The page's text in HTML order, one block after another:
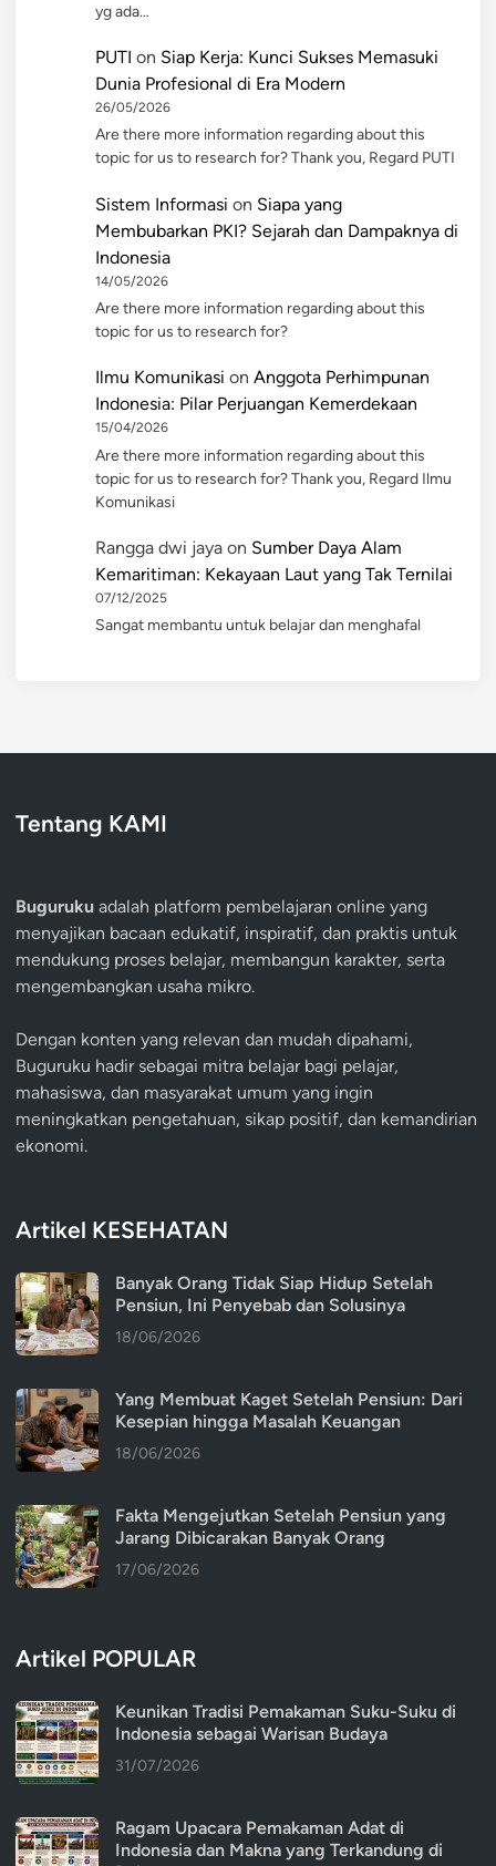
yg ada…
PUTI on Siap Kerja: Kunci Sukses Memasuki
Dunia Profesional di Era Modern
26/05/2026
Are there more information regarding about this
topic for us to research for? Thank you, Regard PUTI
Sistem Informasi on Siapa yang
Membubarkan PKI? Sejarah dan Dampaknya di
Indonesia
14/05/2026
Are there more information regarding about this
topic for us to research for?
Ilmu Komunikasi on Anggota Perhimpunan
Indonesia: Pilar Perjuangan Kemerdekaan
15/04/2026
Are there more information regarding about this
topic for us to research for? Thank you, Regard Ilmu
Komunikasi
Rangga dwi jaya on Sumber Daya Alam
Kemaritiman: Kekayaan Laut yang Tak Ternilai
07/12/2025
Sangat membantu untuk belajar dan menghafal
Tentang KAMI
Buguruku adalah platform pembelajaran online yang
menyajikan bacaan edukatif, inspiratif, dan praktis untuk
mendukung proses belajar, membangun karakter, serta
mengembangkan usaha mikro.
Dengan konten yang relevan dan mudah dipahami,
Buguruku hadir sebagai mitra belajar bagi pelajar,
mahasiswa, dan masyarakat umum yang ingin
meningkatkan pengetahuan, sikap positif, dan kemandirian
ekonomi.
Artikel KESEHATAN
Banyak Orang Tidak Siap Hidup Setelah
Pensiun, Ini Penyebab dan Solusinya
18/06/2026
Yang Membuat Kaget Setelah Pensiun: Dari
Kesepian hingga Masalah Keuangan
18/06/2026
Fakta Mengejutkan Setelah Pensiun yang
Jarang Dibicarakan Banyak Orang
17/06/2026
Artikel POPULAR
Keunikan Tradisi Pemakaman Suku-Suku di
Indonesia sebagai Warisan Budaya
31/07/2026
Ragam Upacara Pemakaman Adat di
Indonesia dan Makna yang Terkandung di